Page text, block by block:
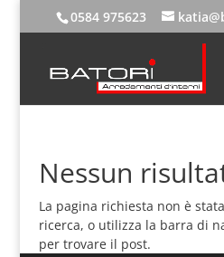
0584 975623
Nessun
La pagina richiesta non è
ricerca, o utilizza la barra di
per trovare il post.